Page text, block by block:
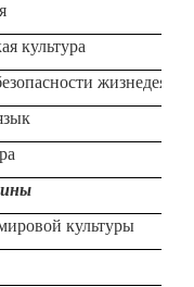
культура
культуры